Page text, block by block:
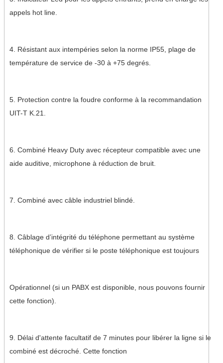
appels hot line.
4. Résistant aux intempéries selon la norme IP55, plage de
température de service de -30 à +75 degrés.
5. Protection contre la foudre conforme à la recommandation
UIT-T K.21.
6. Combiné Heavy Duty avec récepteur compatible avec une
aide auditive, microphone à réduction de bruit.
7. Combiné avec câble industriel blindé.
8. Câblage d’intégrité du téléphone permettant au système
téléphonique de vérifier si le poste téléphonique est toujours
Opérationnel (si un PABX est disponible, nous pouvons fournir
cette fonction).
9. Délai d'attente facultatif de 7 minutes pour libérer la ligne si le
combiné est décroché. Cette fonction